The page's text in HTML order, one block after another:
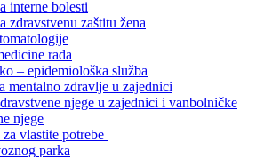
interne bolesti
zdravstvenu zaštitu žena
rada
– epidemiološka služba
mentalno zdravlje u zajednici
njege u zajednici i vanbolničke
njege
vlastite potrebe
parka